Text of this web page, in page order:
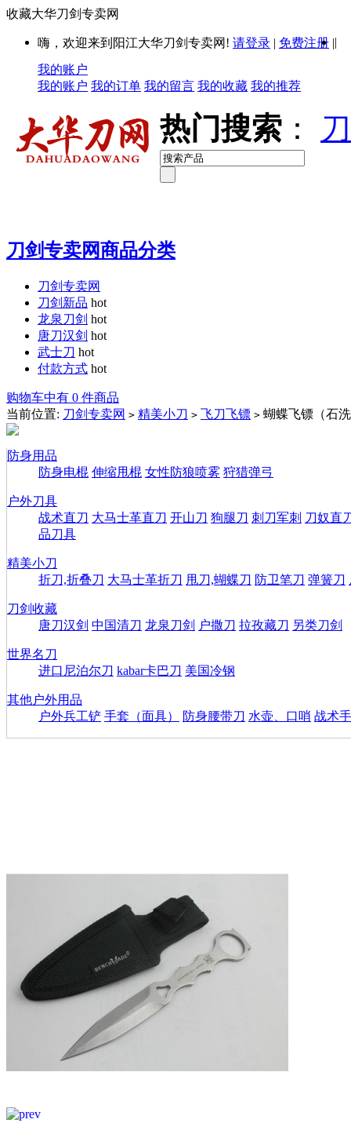
收藏大华刀剑专卖网
嗨，欢迎来到阳江大华刀剑专卖网! 请登录 | 免费注册 ||
我的账户
我的账户 我的订单 我的留言 我的收藏 我的推荐
热门搜索 ：
刀剑专卖网商品分类
刀剑专卖网
刀剑新品 hot
龙泉刀剑 hot
唐刀汉剑 hot
武士刀 hot
付款方式 hot
购物车中有 0 件商品
当前位置: 刀剑专卖网 > 精美小刀 > 飞刀飞镖 > 蝴蝶飞镖（石
防身用品
防身电棍 伸缩甩棍 女性防狼喷雾 狩猎弹弓
户外刀具
战术直刀 大马士革直刀 开山刀 狗腿刀 刺刀军刺 刀奴直
品刀具
精美小刀
折刀,折叠刀 大马士革折刀 甩刀,蝴蝶刀 防卫笔刀 弹簧刀
刀剑收藏
唐刀汉剑 中国清刀 龙泉刀剑 户撒刀 拉孜藏刀 另类刀剑
世界名刀
进口尼泊尔刀 kabar卡巴刀 美国冷钢
其他户外用品
户外兵工铲 手套（面具） 防身腰带刀 水壶、口哨 战术